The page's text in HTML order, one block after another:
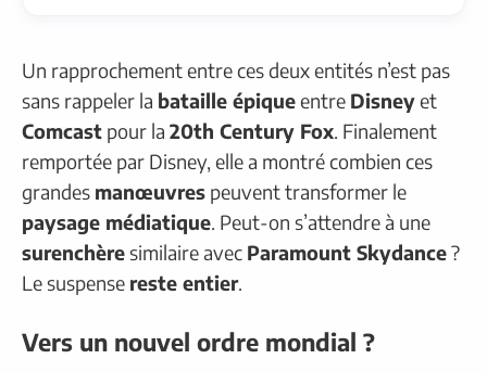
Un rapprochement entre ces deux entités n’est pas
sans rappeler la bataille épiqueentre Disneyet
Comcast pour la 20th Century Fox. Finalement
remportée par Disney, elle a montré combien ces
grandes manœuvres peuvent transformer le
paysage médiatique. Peut-on s’attendre à une
surenchère similaire avec Paramount Skydance?
Le suspense reste entier.
Vers un nouvel ordre mondial ?